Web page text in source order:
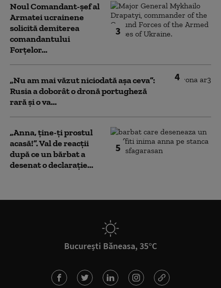
3
Noul Comandant-șef al
Armatei ucrainene
solicită demiterea
comandantului
Forțelor...
4
„Nu am mai văzut niciodată așa ceva”:
Rusia a doborât o dronă portugheză
rară și o va...
5
„Anna, ţine-ţi prostul
acasă!”. Val de reacții
după ce un bărbat a
desenat o declarație...
București Băneasa, 35°C